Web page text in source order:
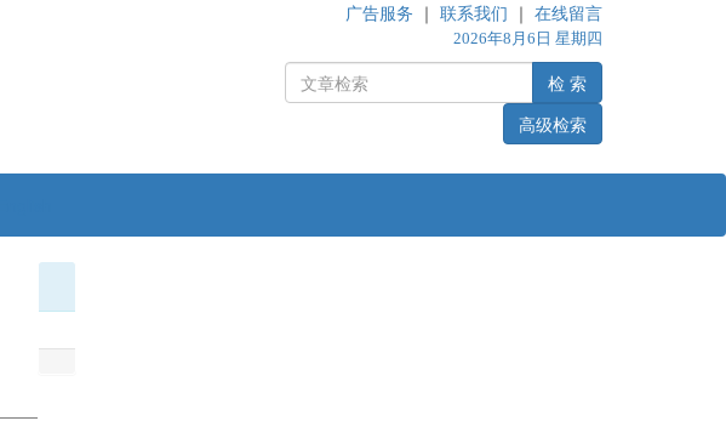
广告服务 ｜ 联系我们 ｜ 在线留言
2026年8月6日 星期四
检 索
高级检索